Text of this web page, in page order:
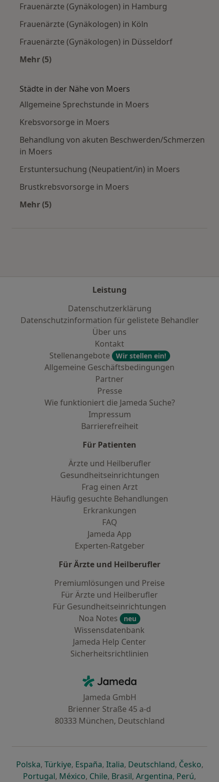
Frauenärzte (Gynäkologen) in Hamburg
Frauenärzte (Gynäkologen) in Köln
Frauenärzte (Gynäkologen) in Düsseldorf
Mehr (5)
Städte in der Nähe von Moers
Allgemeine Sprechstunde in Moers
Krebsvorsorge in Moers
Behandlung von akuten Beschwerden/Schmerzen
in Moers
Erstuntersuchung (Neupatient/in) in Moers
Brustkrebsvorsorge in Moers
Mehr (5)
Leistung
Datenschutzerklärung
Datenschutzinformation für gelistete Behandler
Über uns
Kontakt
Stellenangebote
Wir stellen ein!
Allgemeine Geschäftsbedingungen
Partner
Presse
Wie funktioniert die Jameda Suche?
Impressum
Barrierefreiheit
Für Patienten
Ärzte und Heilberufler
Gesundheitseinrichtungen
Frag einen Arzt
Häufig gesuchte Behandlungen
Erkrankungen
FAQ
Jameda App
Experten-Ratgeber
Für Ärzte und Heilberufler
Premiumlösungen und Preise
Für Ärzte und Heilberufler
Für Gesundheitseinrichtungen
Noa Notes
neu
Wissensdatenbank
Jameda Help Center
Sicherheitsrichtlinien
Jameda - Startseite
Jameda GmbH
Brienner Straße 45 a-d
80333 München, Deutschland
Polskaöffnet in einer neuen Registerkarte
, Türkiyeöffnet in einer neuen Registerkarte
, Españaöffnet in einer neuen
, Italiaöffnet in einer neuen
, Deutschlandöffnet in
, Česko,
Portugalöffnet in einer neuen Registerkarte
, Méxicoöffnet in einer neuen Registerkarte
, Chileöffnet in einer neuen
, Brasilöffnet in einer neuen
, Argentinaöffnet in
, Perúöffnet
,